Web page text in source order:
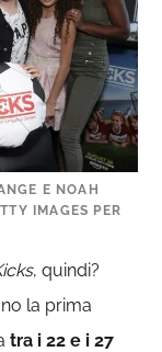
E NOAH
IMAGES PER
, quindi?
la prima
tra i 22 e i 27